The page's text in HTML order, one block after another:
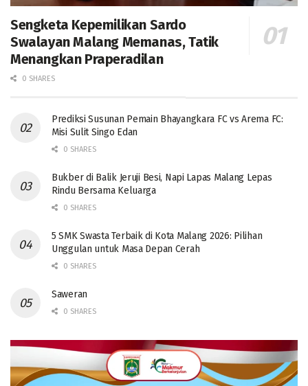
Sengketa Kepemilikan Sardo
Swalayan Malang Memanas, Tatik
Menangkan Praperadilan
0 SHARES
Prediksi Susunan Pemain Bhayangkara FC vs Arema FC:
Misi Sulit Singo Edan
0 SHARES
Bukber di Balik Jeruji Besi, Napi Lapas Malang Lepas
Rindu Bersama Keluarga
0 SHARES
5 SMK Swasta Terbaik di Kota Malang 2026: Pilihan
Unggulan untuk Masa Depan Cerah
0 SHARES
Saweran
0 SHARES